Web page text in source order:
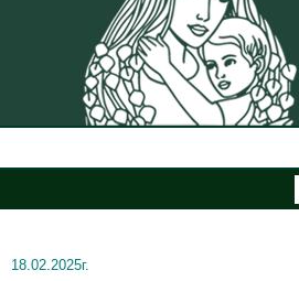
18.02.2025г.